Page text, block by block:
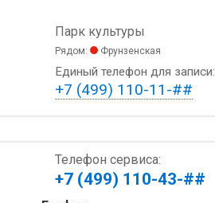
Парк культуры
Рядом: Фрунзенская
Единый телефон для записи:
+7 (499) 110-11-##
Телефон сервиса:
+7 (499) 110-43-##